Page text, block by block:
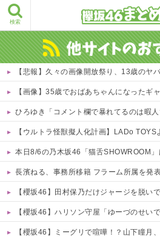
検索
【悲報】久々の画像開放祭り、13歳のヤバす
【画像】35歳でおばあちゃんになったギャルさん、可愛
ひろゆき「コメント欄で暴れてるのは暇人です」→ネット
【ウルトラ怪獣擬人化計画】LADo TOYSより1/12
本日8/6の乃木坂46「猫舌SHOWROOM
長濱ねる、事務所移籍 フラーム所属を発
【櫻坂46】田村保乃だけジャージを脱い
【櫻坂46】ハリソン守屋「ゆーづのせい
【櫻坂46】ミーグリで喧嘩！？山下瞳月